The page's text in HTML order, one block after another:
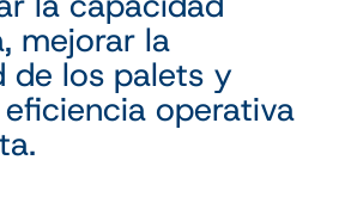
mejorar la
de los palets y
operativa